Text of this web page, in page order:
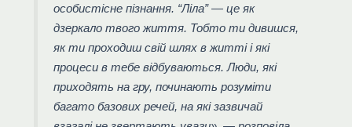
особистісне пізнання. “Ліла” — це як
дзеркало твого життя. Тобто ти дивишся,
як ти проходиш свій шлях в житті і які
процеси в тебе відбуваються. Люди, які
приходять на гру, починають розуміти
багато базових речей, на які зазвичай